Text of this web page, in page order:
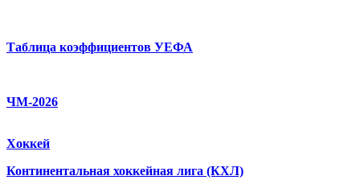
Таблица коэффициентов УЕФА
ЧМ-2026
Хоккей
Континентальная хоккейная лига (КХЛ)